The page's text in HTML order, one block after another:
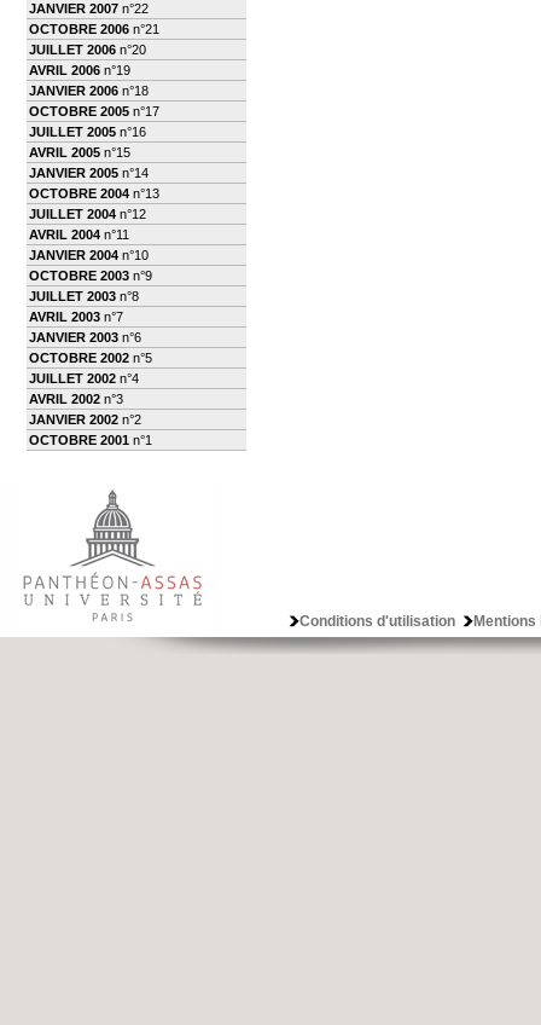
JANVIER 2007 n°22
OCTOBRE 2006 n°21
JUILLET 2006 n°20
AVRIL 2006 n°19
JANVIER 2006 n°18
OCTOBRE 2005 n°17
JUILLET 2005 n°16
AVRIL 2005 n°15
JANVIER 2005 n°14
OCTOBRE 2004 n°13
JUILLET 2004 n°12
AVRIL 2004 n°11
JANVIER 2004 n°10
OCTOBRE 2003 n°9
JUILLET 2003 n°8
AVRIL 2003 n°7
JANVIER 2003 n°6
OCTOBRE 2002 n°5
JUILLET 2002 n°4
AVRIL 2002 n°3
JANVIER 2002 n°2
OCTOBRE 2001 n°1
Conditions d'utilisation Mentions